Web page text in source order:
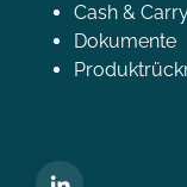
Cash &
Dokumente